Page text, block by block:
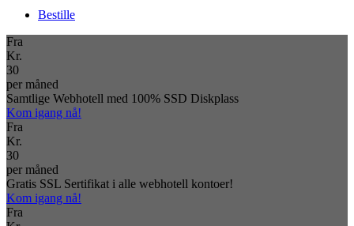
Bestille
Fra
Kr.
30
per måned
Samtlige Webhotell med 100% SSD Diskplass
Kom igang nå!
Fra
Kr.
30
per måned
Gratis SSL Sertifikat i alle webhotell kontoer!
Kom igang nå!
Fra